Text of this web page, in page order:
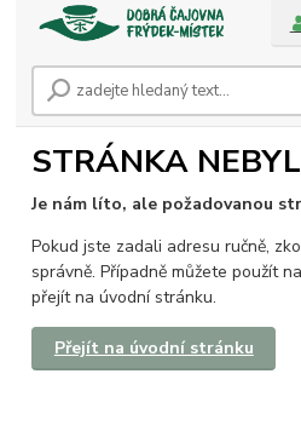
STRÁNKA
Je nám líto, ale požadovanou
Pokud jste zadali adresu ručně,
správně. Případně můžete použít
přejít na úvodní stránku.
Přejít na úvodní stránku